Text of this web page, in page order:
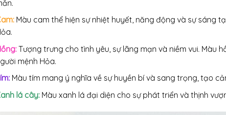
Màu cam thể hiện sự nhiệt huyết, năng động và sự sáng
Tượng trưng cho tình yêu, sự lãng mạn và niềm vui. Màu
mệnh Hỏa.
Màu tím mang ý nghĩa về sự huyền bí và sang trọng, tạo
lá cây: Màu xanh lá đại diện cho sự phát triển và thịnh